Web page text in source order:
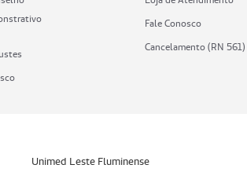
Fale Conosco
Cancelamento (RN 561)
Unimed Leste Fluminense